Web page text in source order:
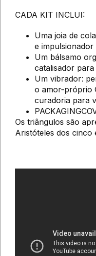
CADA KIT INCLUI:
Uma joia de
e impulsionador
Um bálsamo
catalisador
Um vibrador:
o amor-próprio
curadoria para
Os triângulos são
Aristóteles dos cinco